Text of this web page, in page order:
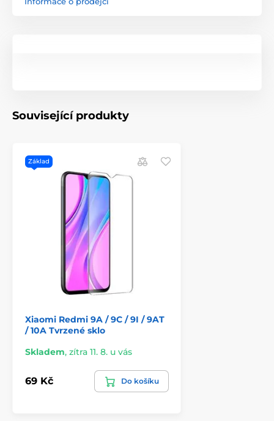
Související produkty
Základ
Xiaomi Redmi 9A / 9C / 9I / 9AT
/ 10A Tvrzené sklo
Skladem, zítra 11. 8. u vás
69 Kč Do košíku